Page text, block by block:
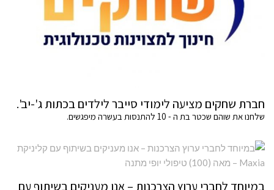
חברת שחקים מציעה לימודי סייבר לילדים בכתות ג'-יב'.
שלחנו את שוהם שכטר בת ה - 10 להתנסות בעשרה מיפגשים.
במיוחד לחברי ערוץ הצרכנות – אנו מעניקים בשיתוף עם